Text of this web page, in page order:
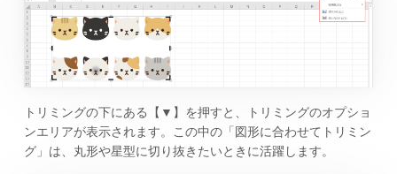
トリミングの下にある【▼】を押すと、トリミングのオプショ
ンエリアが表示されます。この中の「図形に合わせてトリミン
グ」は、丸形や星型に切り抜きたいときに活躍します。